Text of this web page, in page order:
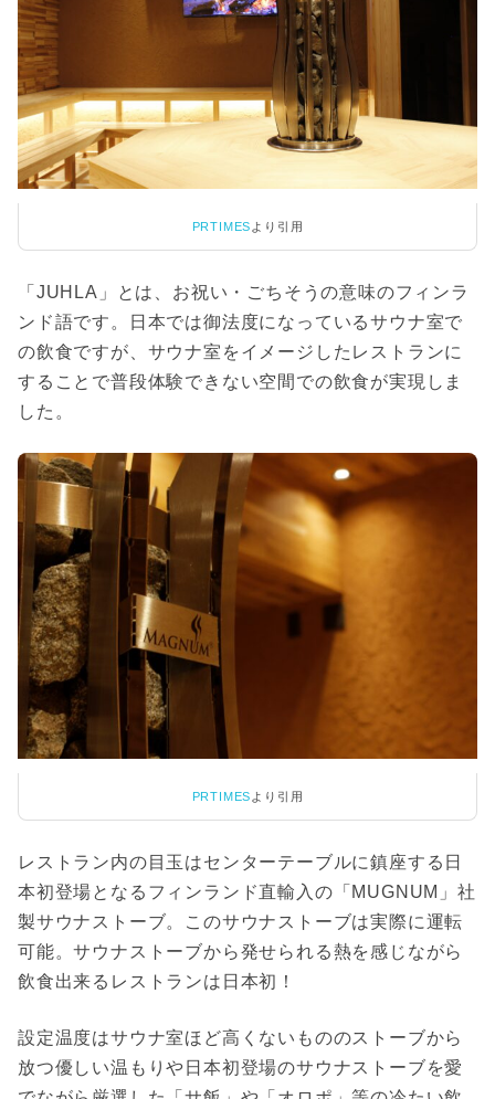
PRTIMES より引用
「JUHLA」とは、お祝い・ごちそうの意味のフィンラ
ンド語です。日本では御法度になっているサウナ室で
の飲食ですが、サウナ室をイメージしたレストランに
することで普段体験できない空間での飲食が実現しま
した。
PRTIMES より引用
レストラン内の目玉はセンターテーブルに鎮座する日
本初登場となるフィンランド直輸入の「MUGNUM」社
製サウナストーブ。このサウナストーブは実際に運転
可能。サウナストーブから発せられる熱を感じながら
飲食出来るレストランは日本初！
設定温度はサウナ室ほど高くないもののストーブから
放つ優しい温もりや日本初登場のサウナストーブを愛